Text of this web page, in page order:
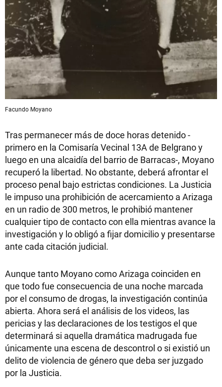
Facundo Moyano
Tras permanecer más de doce horas detenido -
primero en la Comisaría Vecinal 13A de Belgrano y
luego en una alcaidía del barrio de Barracas-, Moyano
recuperó la libertad. No obstante, deberá afrontar el
proceso penal bajo estrictas condiciones. La Justicia
le impuso una prohibición de acercamiento a Arizaga
en un radio de 300 metros, le prohibió mantener
cualquier tipo de contacto con ella mientras avance la
investigación y lo obligó a fijar domicilio y presentarse
ante cada citación judicial.
Aunque tanto Moyano como Arizaga coinciden en
que todo fue consecuencia de una noche marcada
por el consumo de drogas, la investigación continúa
abierta. Ahora será el análisis de los videos, las
pericias y las declaraciones de los testigos el que
determinará si aquella dramática madrugada fue
únicamente una escena de descontrol o si existió un
delito de violencia de género que deba ser juzgado
por la Justicia.